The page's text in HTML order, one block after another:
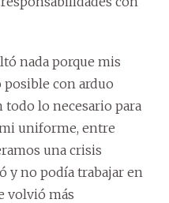
nada porque mis
con arduo
lo necesario para
uniforme, entre
una crisis
y no podía trabajar en
volvió más